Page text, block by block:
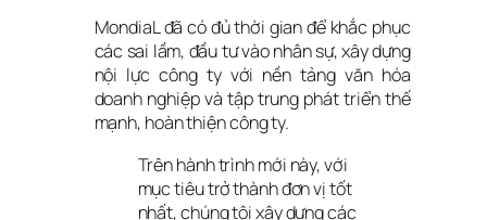
MondiaL đã có đủ thời gian để khắc phục
các sai lầm, đầu tư vào nhân sự, xây dựng
nội lực công ty với nền tảng văn hóa
doanh nghiệp và tập trung phát triển thế
mạnh, hoàn thiện công ty.
Trên hành trình mới này, với
mục tiêu trở thành đơn vị tốt
nhất, chúng tôi xây dựng các